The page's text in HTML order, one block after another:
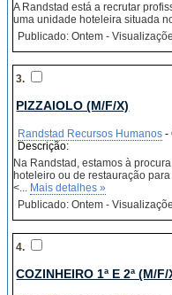
A Randstad está a recrutar
uma unidade hoteleira situada
Publicado: Ontem -
3.
PIZZAIOLO (M/F/X)
Randstad Recursos Humanos -
Descrição:
Na Randstad, estamos à
hoteleiro ou de restauração
<... Mais detalhes »
Publicado: Ontem -
4.
COZINHEIRO 1ª E 2ª (M/F/